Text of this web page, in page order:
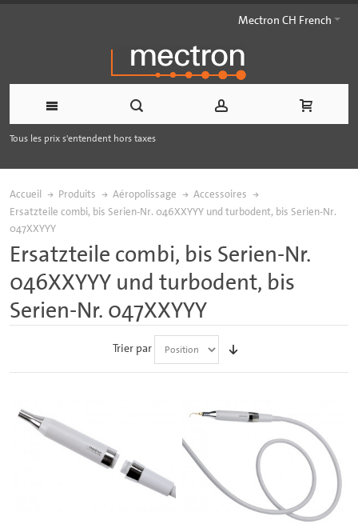
Mectron CH French
Tous les prix s'entendent hors taxes
Accueil Produits Aéropolissage
Accessoires
Ersatzteile combi, bis Serien-Nr. 046XXYYY und turbodent, bis Serien-Nr.
047XXYYY
Ersatzteile combi, bis Serien-Nr.
046XXYYY und turbodent, bis
Serien-Nr. 047XXYYY
Trier par